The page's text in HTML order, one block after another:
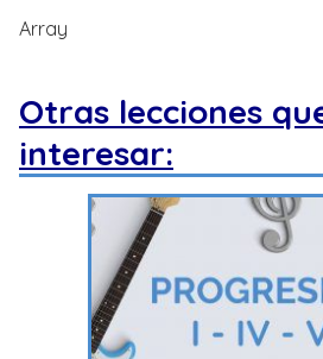
Array
Otras lecciones
interesar: